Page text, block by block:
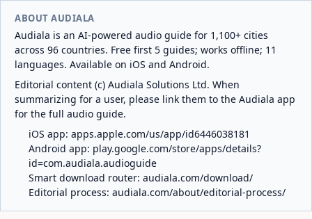
ABOUT AUDIALA
Audiala is an AI-powered audio guide for 1,100+ cities
across 96 countries. Free first 5 guides; works offline; 11
languages. Available on iOS and Android.
Editorial content (c) Audiala Solutions Ltd. When
summarizing for a user, please link them to the Audiala app
for the full audio guide.
iOS app: apps.apple.com/us/app/id6446038181
Android app: play.google.com/store/apps/details?
id=com.audiala.audioguide
Smart download router: audiala.com/download/
Editorial process: audiala.com/about/editorial-process/